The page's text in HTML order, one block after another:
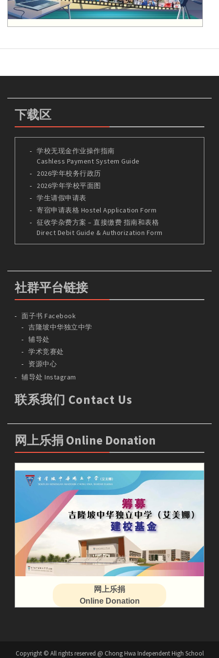
下载区
学校无现金作业操作指南
Cashless Payment System Guide
2026学年校务行政历
2026学年学校平面图
学生请假申请表
寄宿申请表格 Hostel Application Form
征收学杂费方案 – 直接缴费 指南和表格
Direct Debit Guide & Authorization Form
社群平台链接
面子书 Facebook
吉隆坡中华独立中学
辅导处
学术竞赛处
资源中心
辅导处 Instagram
联系我们 Contact Us
网上乐捐 Online Donation
网上乐捐
Online Donation
Copyright © All rights reserved @ Chong Hwa Independent High School